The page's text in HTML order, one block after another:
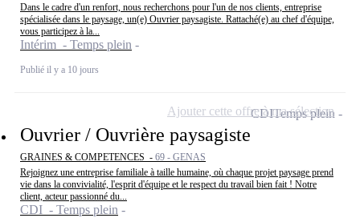
Dans le cadre d'un renfort, nous recherchons pour l'un de nos clients, entreprise
spécialisée dans le paysage, un(e) Ouvrier paysagiste. Rattaché(e) au chef d'équipe,
vous participez à la...
Intérim - Temps plein
Publié il y a 10 jours
Ouvrier / Ouvrière paysagiste
GRAINES & COMPETENCES - 69 - GENAS
Rejoignez une entreprise familiale à taille humaine, où chaque projet paysage prend
vie dans la convivialité, l'esprit d'équipe et le respect du travail bien fait ! Notre
client, acteur passionné du...
CDI - Temps plein
CDITemps plein
Ajouter cette offre à ma sélection